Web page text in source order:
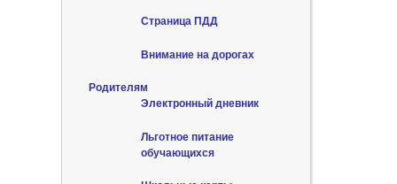
Страница ПДД
Внимание на дорогах
Родителям
Электронный дневник
Льготное питание
обучающихся